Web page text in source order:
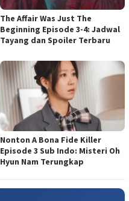
The Affair Was Just The
Beginning Episode 3-4: Jadwal
Tayang dan Spoiler Terbaru
Nonton A Bona Fide Killer
Episode 3 Sub Indo: Misteri Oh
Hyun Nam Terungkap